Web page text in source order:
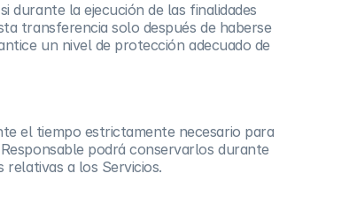
durante la ejecución de las finalidades
transferencia solo después de haberse
un nivel de protección adecuado de
el tiempo estrictamente necesario para
podrá conservarlos durante
relativas a los Servicios.